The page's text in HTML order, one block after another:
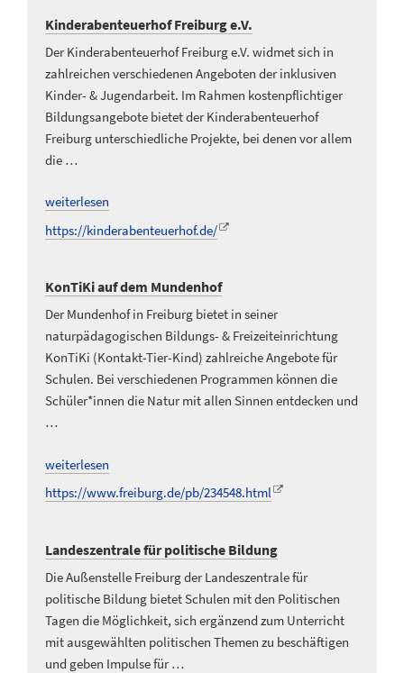
Kinderabenteuerhof Freiburg e.V.
Der Kinderabenteuerhof Freiburg e.V. widmet sich in
zahlreichen verschiedenen Angeboten der inklusiven
Kinder- & Jugendarbeit. Im Rahmen kostenpflichtiger
Bildungsangebote bietet der Kinderabenteuerhof
Freiburg unterschiedliche Projekte, bei denen vor allem
die …
weiterlesen
https://kinderabenteuerhof.de/
KonTiKi auf dem Mundenhof
Der Mundenhof in Freiburg bietet in seiner
naturpädagogischen Bildungs- & Freizeiteinrichtung
KonTiKi (Kontakt-Tier-Kind) zahlreiche Angebote für
Schulen. Bei verschiedenen Programmen können die
Schüler*innen die Natur mit allen Sinnen entdecken und
…
weiterlesen
https://www.freiburg.de/pb/234548.html
Landeszentrale für politische Bildung
Die Außenstelle Freiburg der Landeszentrale für
politische Bildung bietet Schulen mit den Politischen
Tagen die Möglichkeit, sich ergänzend zum Unterricht
mit ausgewählten politischen Themen zu beschäftigen
und geben Impulse für …